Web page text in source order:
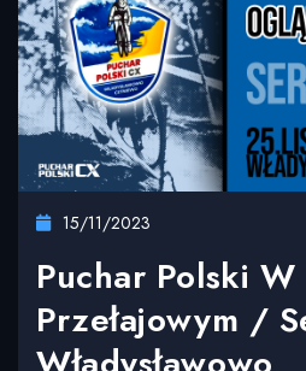
15/11/2023
Puchar Polski
Przełajowym /